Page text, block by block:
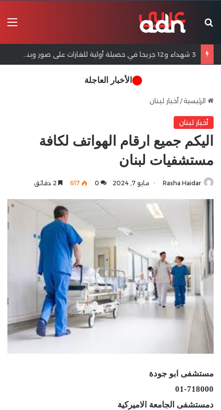
بحث عن
الأخبار العاجلة
الرئيسية/ أخبار لبنان
أخبار لبنان
اليكم جميع ارقام الهواتف لكافة
مستشفيات لبنان
Rasha Haidar مايو 7, 2024 0
617
مستشفى ابو جودة
01-718000
دمستشفى الجامعة الاميركية